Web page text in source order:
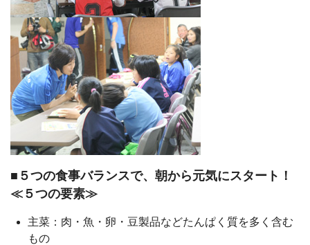
■５つの食事バランスで、朝から元気にスタート！
≪５つの要素≫
主菜：肉・魚・卵・豆製品などたんぱく質を多く含む
もの